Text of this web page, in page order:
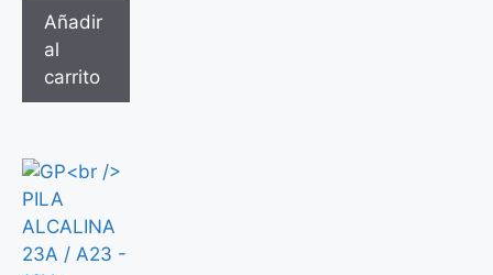
Añadir
al
carrito